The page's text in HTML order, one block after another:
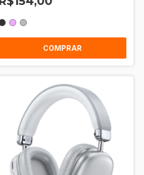
COMPRAR